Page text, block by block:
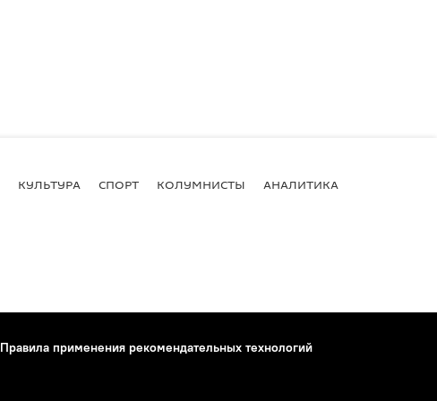
КУЛЬТУРА СПОРТ КОЛУМНИСТЫ АНАЛИТИКА
Правила применения рекомендательных технологий